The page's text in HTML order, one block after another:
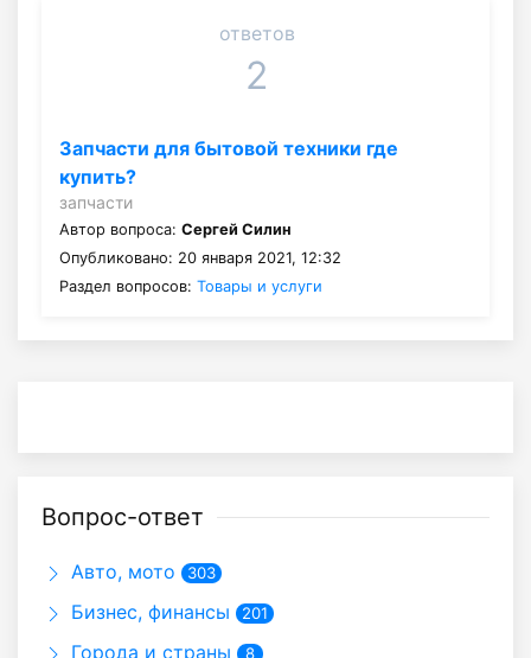
ответов
2
Запчасти для бытовой техники где
купить?
запчасти
Автор вопроса: Сергей Силин
Опубликовано: 20 января 2021, 12:32
Раздел вопросов: Товары и услуги
Вопрос-ответ
Авто, мото 303
Бизнес, финансы 201
Города и страны 8